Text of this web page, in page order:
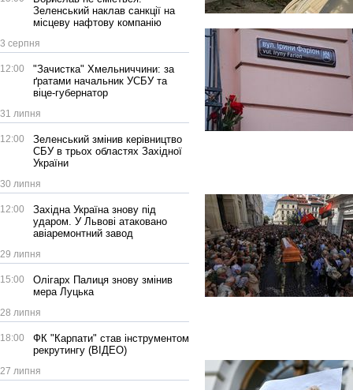
Зеленський наклав санкції на
місцеву нафтову компанію
3 серпня
12:00
"Зачистка" Хмельниччини: за
ґратами начальник УСБУ та
віце-губернатор
31 липня
12:00
Зеленський змінив керівництво
СБУ в трьох областях Західної
України
30 липня
12:00
Західна Україна знову під
ударом. У Львові атаковано
авіаремонтний завод
29 липня
15:00
Олігарх Палиця знову змінив
мера Луцька
28 липня
18:00
ФК "Карпати" став інструментом
рекрутингу (ВІДЕО)
27 липня